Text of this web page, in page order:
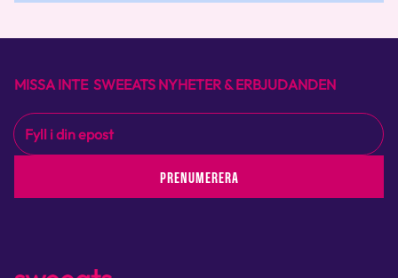
MISSA INTE SWEEATS NYHETER & ERBJUDANDEN
PRENUMERERA